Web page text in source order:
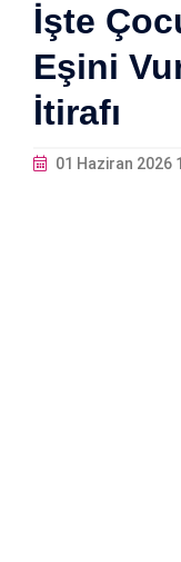
İşte
Eşini
İtirafı
01 Haziran 2026